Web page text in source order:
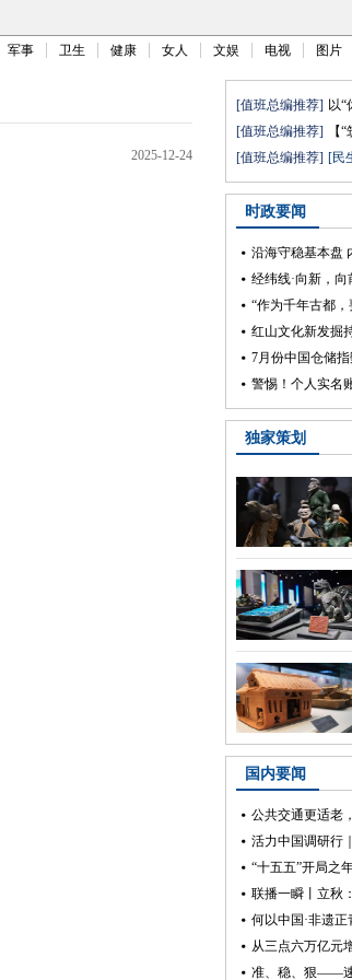
军事 卫生 健康 女人 文娱 电视 图片
2025-12-24